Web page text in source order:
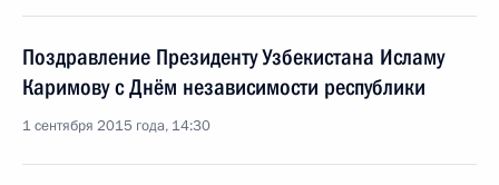
Поздравление Президенту Узбекистана Исламу
Каримову с Днём независимости республики
1 сентября 2015 года, 14:30